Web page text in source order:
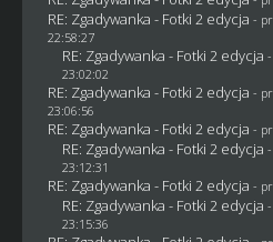
RE: Zgadywanka - Fotki 2 edycja -
22:58:27
RE: Zgadywanka - Fotki 2 edycja
23:02:02
RE: Zgadywanka - Fotki 2 edycja -
23:06:56
RE: Zgadywanka - Fotki 2 edycja -
RE: Zgadywanka - Fotki 2 edycja
23:12:31
RE: Zgadywanka - Fotki 2 edycja -
RE: Zgadywanka - Fotki 2 edycja
23:15:36